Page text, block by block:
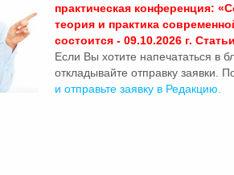
практическая конференция:
теория и практика
состоится - 09.10.2026 г.
Если Вы хотите напечататься в
откладывайте отправку заявки.
и отправьте заявку в Редакцию.